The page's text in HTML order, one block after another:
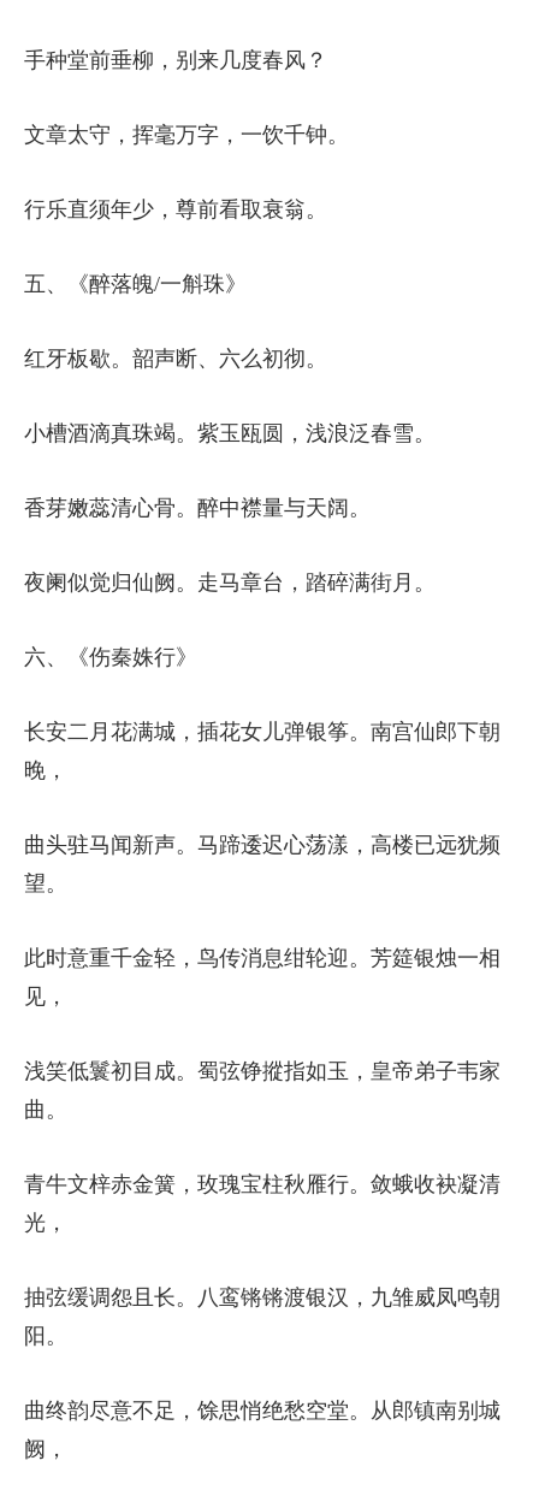
手种堂前垂柳，别来几度春风？
文章太守，挥毫万字，一饮千钟。
行乐直须年少，尊前看取衰翁。
五、《醉落魄/一斛珠》
红牙板歇。韶声断、六么初彻。
小槽酒滴真珠竭。紫玉瓯圆，浅浪泛春雪。
香芽嫩蕊清心骨。醉中襟量与天阔。
夜阑似觉归仙阙。走马章台，踏碎满街月。
六、《伤秦姝行》
长安二月花满城，插花女儿弹银筝。南宫仙郎下朝
晚，
曲头驻马闻新声。马蹄逶迟心荡漾，高楼已远犹频
望。
此时意重千金轻，鸟传消息绀轮迎。芳筵银烛一相
见，
浅笑低鬟初目成。蜀弦铮摐指如玉，皇帝弟子韦家
曲。
青牛文梓赤金簧，玫瑰宝柱秋雁行。敛蛾收袂凝清
光，
抽弦缓调怨且长。八鸾锵锵渡银汉，九雏威凤鸣朝
阳。
曲终韵尽意不足，馀思悄绝愁空堂。从郎镇南别城
阙，